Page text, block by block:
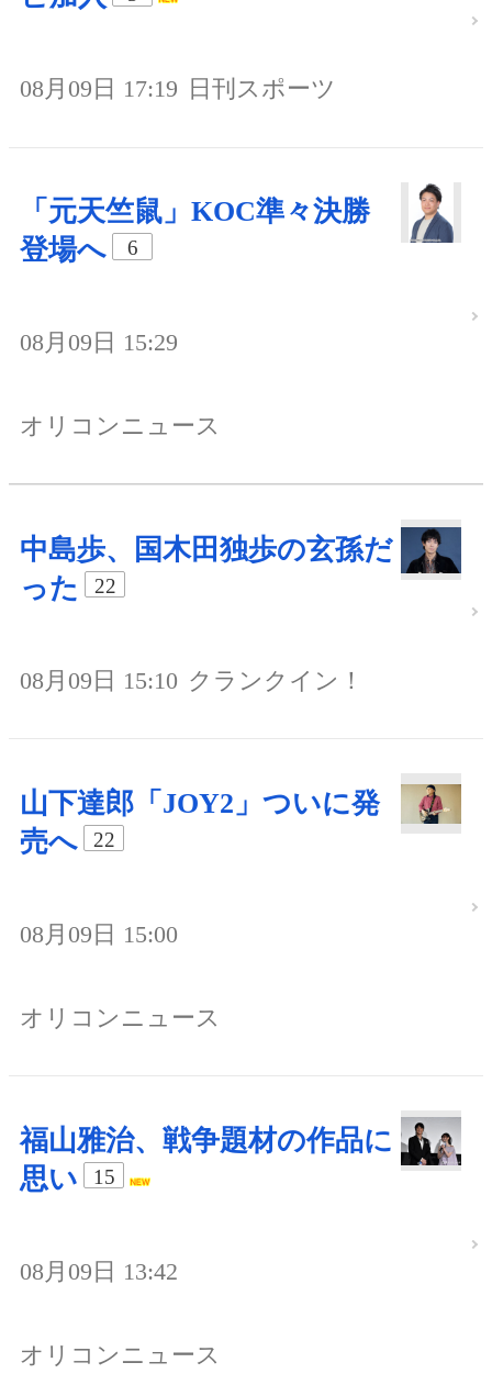
08月09日 17:19 日刊スポーツ
「元天竺鼠」KOC準々決勝
登場へ
6
08月09日 15:29
オリコンニュース
中島歩、国木田独歩の玄孫だ
った
22
08月09日 15:10 クランクイン！
山下達郎「JOY2」ついに発
売へ
22
08月09日 15:00
オリコンニュース
福山雅治、戦争題材の作品に
思い
15
08月09日 13:42
オリコンニュース